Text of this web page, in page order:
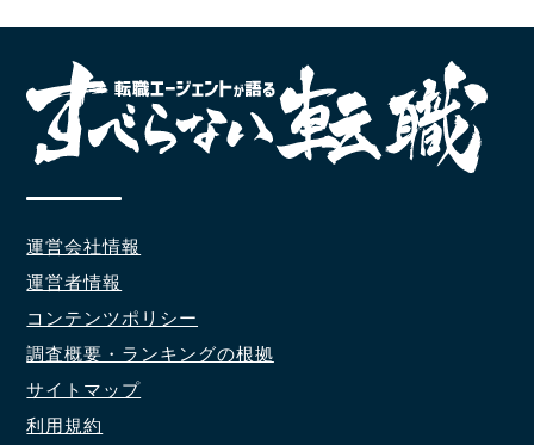
運営会社情報
運営者情報
コンテンツポリシー
調査概要・ランキングの根拠
サイトマップ
利用規約